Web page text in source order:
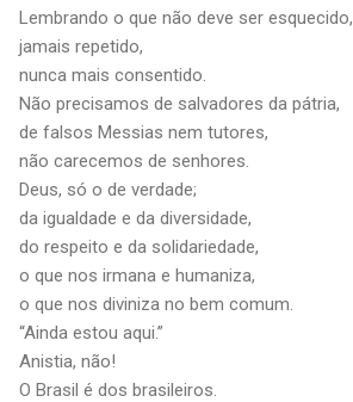
Lembrando o que não deve ser esquecido,
jamais repetido,
nunca mais consentido.
Não precisamos de salvadores da pátria,
de falsos Messias nem tutores,
não carecemos de senhores.
Deus, só o de verdade;
da igualdade e da diversidade,
do respeito e da solidariedade,
o que nos irmana e humaniza,
o que nos diviniza no bem comum.
“Ainda estou aqui.”
Anistia, não!
O Brasil é dos brasileiros.